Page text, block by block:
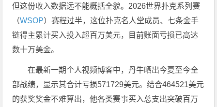
但这份收入数据远不能概括全貌。2026世界扑克系列赛
（WSOP）赛程过半，这位扑克名人堂成员、七条金手
链得主累计买入投入超百万美元，目前账面亏损已高达
数十万美金。
在最新一期个人视频博客中，丹牛晒出今夏至今全
部战绩，显示其合计亏损571729美元。结合464521美元
的获奖奖金不难算出，他各类赛事买入总支出突破百万